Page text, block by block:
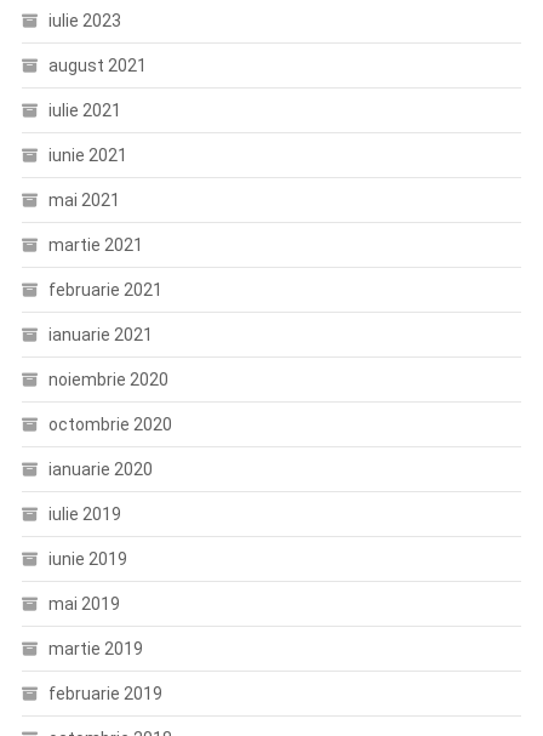
iulie 2023
august 2021
iulie 2021
iunie 2021
mai 2021
martie 2021
februarie 2021
ianuarie 2021
noiembrie 2020
octombrie 2020
ianuarie 2020
iulie 2019
iunie 2019
mai 2019
martie 2019
februarie 2019